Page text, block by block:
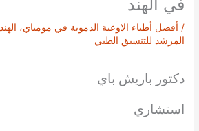
في الهند
/ أفضل أطباء الاوعية الدموية في مومباي، الهند 2026
المرشد للتنسيق الطبي
دكتور باريش باي
استشاري